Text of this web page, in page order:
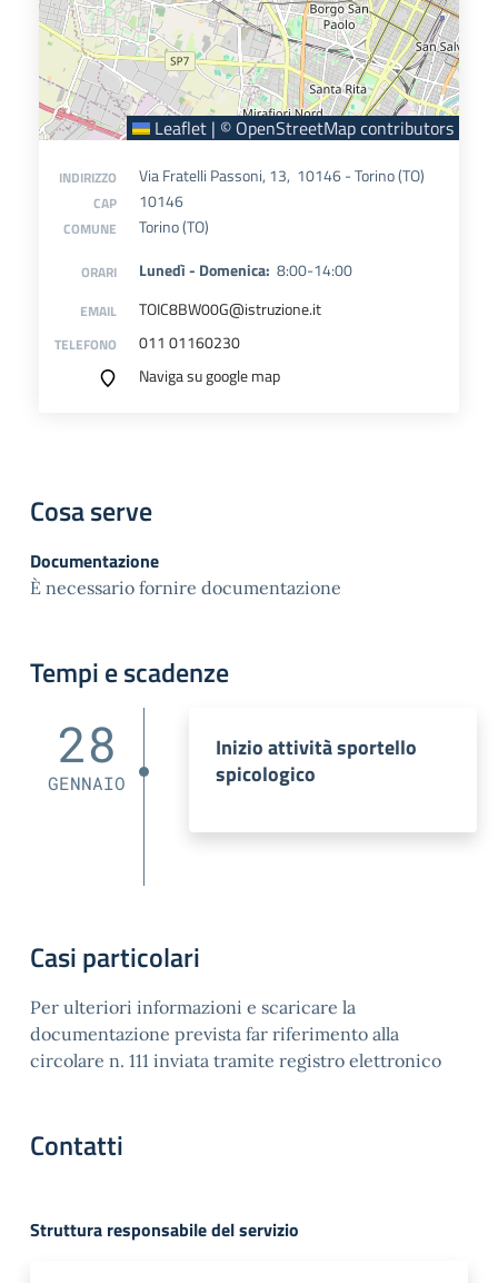
Leaflet | © OpenStreetMapcontributors
INDIRIZZO Via Fratelli Passoni, 13, 10146 - Torino (TO)
CAP 10146
COMUNE Torino (TO)
ORARI Lunedì - Domenica: 8:00-14:00
EMAIL TOIC8BW00G@istruzione.it
TELEFONO
011 01160230
Naviga su google map
Cosa serve
Documentazione
È necessario fornire documentazione
Tempi e scadenze
28
GENNAIO
Inizio attività sportello
spicologico
Casi particolari
Per ulteriori informazioni e scaricare la
documentazione prevista far riferimento alla
circolare n. 111 inviata tramite registro elettronico
Contatti
Struttura responsabile del servizio